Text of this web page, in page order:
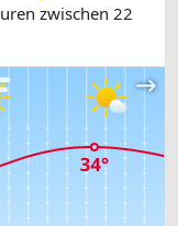
zwischen 22